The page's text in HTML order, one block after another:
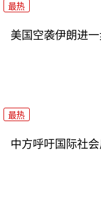
最热
美国空袭伊朗进
最热
中方呼吁国际社